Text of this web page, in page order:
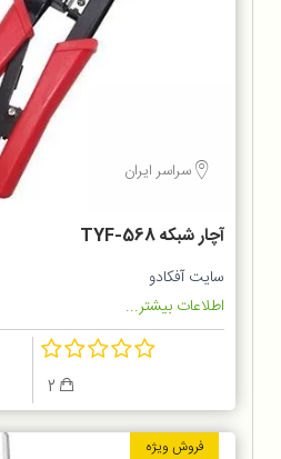
سراسر ایران
آچار شبکه TYF-568
سایت آفکادو
اطلاعات بیشتر...
فروش ویژه